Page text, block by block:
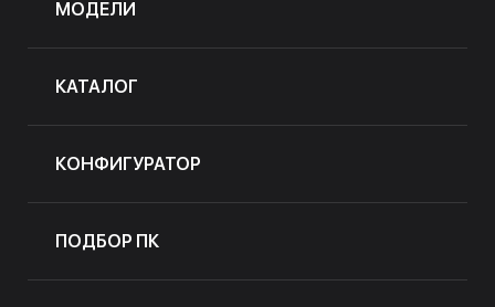
МОДЕЛИ
КАТАЛОГ
КОНФИГУРАТОР
ПОДБОР ПК